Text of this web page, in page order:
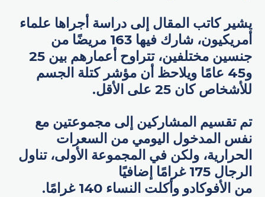
يشير كاتب المقال إلى دراسة أجراها علماء
أمريكيون، شارك فيها 163 مريضًا من
جنسين مختلفين، تتراوح أعمارهم بين 25
و45 عامًا ويلاحظ أن مؤشر كتلة الجسم
للأشخاص كان 25 على الأقل.
تم تقسيم المشاركين إلى مجموعتين مع
نفس المدخول اليومي من السعرات
الحرارية، ولكن في المجموعة الأولى، تناول
الرجال 175 غرامًا إضافيًا
من الأفوكادو وأكلت النساء 140 غرامًا.